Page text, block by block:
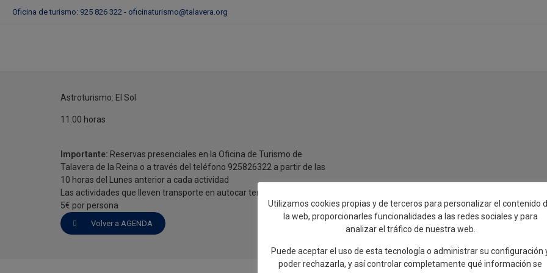
Oficina de turismo: 925 826 322 - oficinaturismo@talavera.org
Astroturismo: El Sol
11:00 horas
Importante: Reservas presenciales en la Oficina de Turismo de
Talavera de la Reina o a través del teléfono 925826322 a partir de las
10 horas del Lunes anterior a cada actividad
Las actividades que lleven transporte en autocar tendrán un coste de
5€ por persona
Volver a AGENDA
Utilizamos cookies propias y de terceros para personalizar el contenido
la web, proporcionarles funcionalidades a las redes sociales y para
analizar el tráfico de nuestra web.
Puede aceptar el uso de esta tecnología o administrar su configuración
poder rechazarla, y así controlar completamente qué información se